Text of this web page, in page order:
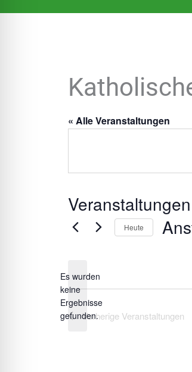
« Alle Veranstaltungen
Hinweis
Es wurden
keine
Ergebnisse
gefunden.
Heute
Vorherige Veranstaltungen